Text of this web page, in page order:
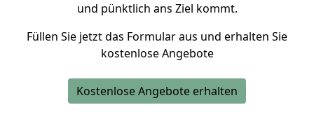
und pünktlich ans Ziel kommt.
Füllen Sie jetzt das Formular aus und erhalten Sie
kostenlose Angebote
Kostenlose Angebote erhalten